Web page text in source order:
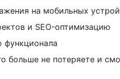
на мобильных
и SEO-оптимизацию
функционала
больше не потеряете и